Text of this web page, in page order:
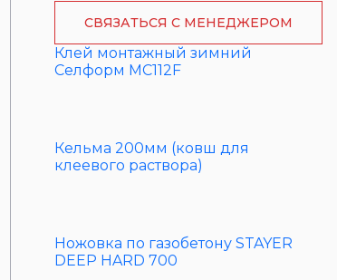
СВЯЗАТЬСЯ С МЕНЕДЖЕРОМ
Клей монтажный зимний
Селформ MC112F
Кельма 200мм (ковш для
клеевого раствора)
Ножовка по газобетону STAYER
DEEP HARD 700